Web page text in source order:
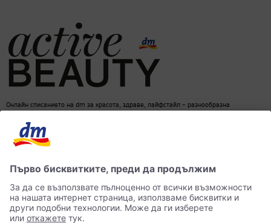
Онлайн списанието на dm за красота, здраве, лайфстайл – разнообразна